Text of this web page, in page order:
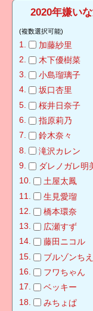
2020年嫌い
(複数選択可能)
加藤紗里
木下優樹菜
小島瑠璃子
坂口杏里
桜井日奈子
指原莉乃
鈴木奈々
滝沢カレン
ダレノガレ明
土屋太鳳
生見愛瑠
橋本環奈
広瀬すず
藤田ニコル
ブルゾンち
フワちゃん
ベッキー
みちょぱ